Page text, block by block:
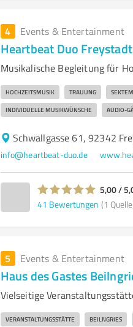
4 Events & Entertainment
Heartbeat Duo Freystadt
Musikalische Begleitung für
HOCHZEITSMUSIK TRAUUNG
INDIVIDUELLE MUSIKWÜNSCHE AUDIO-
Schwallgasse 61, 92342
info@heartbeat-duo.de
5,00 /
41 Bewertungen (1
5 Events & Entertainment
Haus des Gastes
Vielseitige
VERANSTALTUNGSSTÄTTE BEILNGRIES